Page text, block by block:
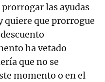
las ayudas
quiere que prorrogue
ha vetado
que no se
momento o en el